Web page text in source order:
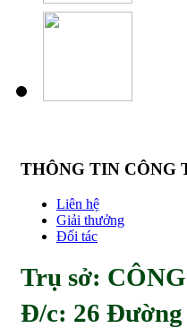
THÔNG TIN CÔNG
Liên hệ
Giải thưởng
Đối tác
Trụ sở:
Đ/c: 26